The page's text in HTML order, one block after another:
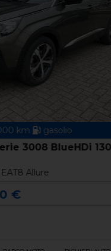
gasolio
BlueHDi 130 S&S